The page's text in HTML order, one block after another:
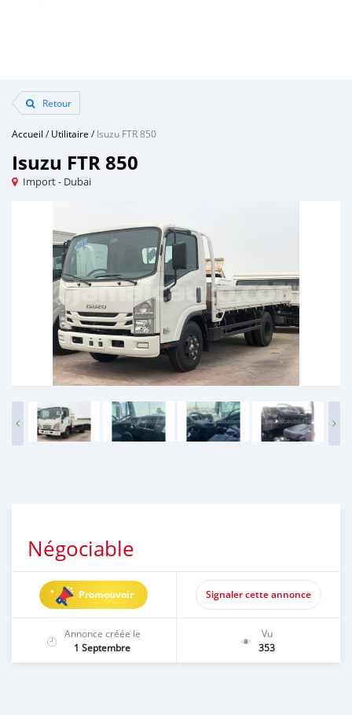
Retour
Accueil /Utilitaire /Isuzu FTR 850
Isuzu FTR 850
Import - Dubai
Négociable
Promouvoir Signaler cette annonce
Annonce créée le
1 Septembre
Vu
353